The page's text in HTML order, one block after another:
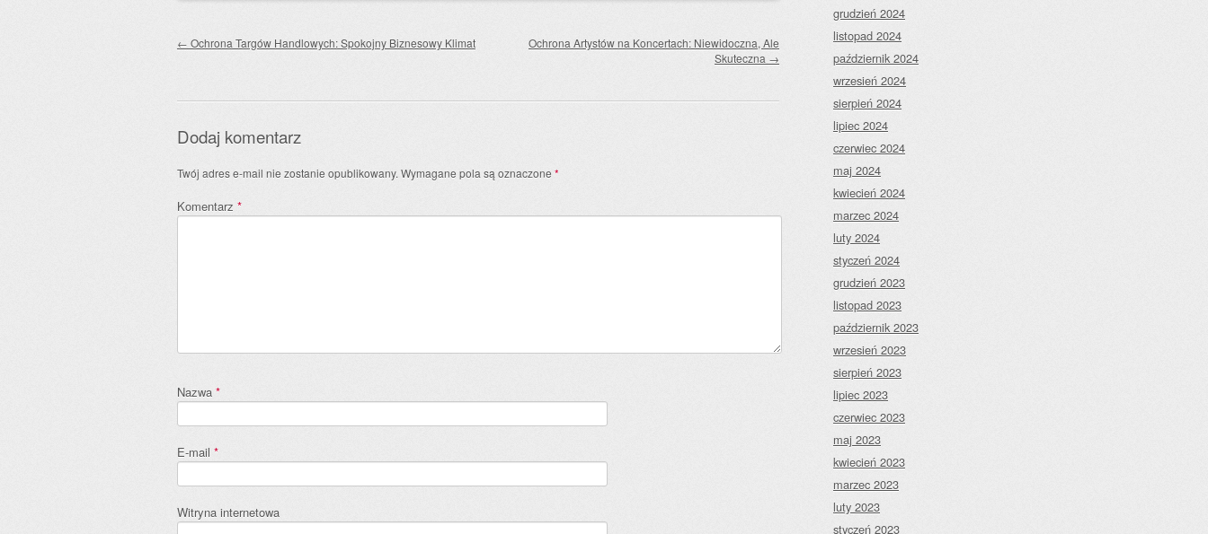
Zobacz wpisy
← Ochrona Targów Handlowych: Spokojny Biznesowy Klimat
Ochrona Artystów na Koncertach: Niewidoczna, Ale
Skuteczna →
Dodaj komentarz
Twój adres e-mail nie zostanie opublikowany. Wymagane pola są oznaczone *
Komentarz *
Nazwa *
E-mail *
Witryna internetowa
grudzień 2024
listopad 2024
październik 2024
wrzesień 2024
sierpień 2024
lipiec 2024
czerwiec 2024
maj 2024
kwiecień 2024
marzec 2024
luty 2024
styczeń 2024
grudzień 2023
listopad 2023
październik 2023
wrzesień 2023
sierpień 2023
lipiec 2023
czerwiec 2023
maj 2023
kwiecień 2023
marzec 2023
luty 2023
styczeń 2023